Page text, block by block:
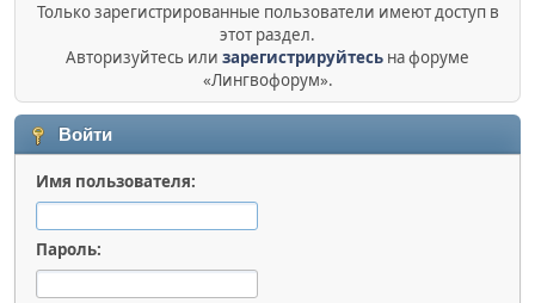
Только зарегистрированные пользователи имеют доступ в
этот раздел.
Авторизуйтесь или зарегистрируйтесь на форуме
«Лингвофорум».
Войти
Имя пользователя:
Пароль: